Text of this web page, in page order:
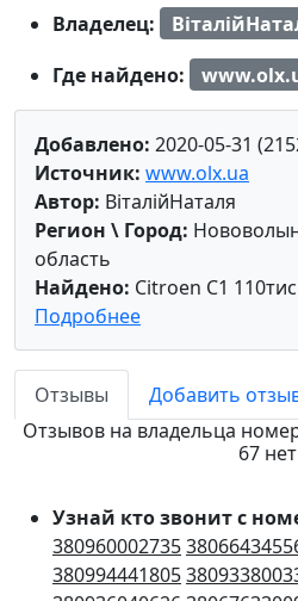
Владелец:
Где найдено:
Добавлено: 2020-05-31
Источник: www.olx.ua
Автор: ВіталійНаталя
Регион \ Город:
область
Найдено: Citroen C1
Подробнее
Отзывы
Добавить
Отзывов на владельца
67 нет
Узнай кто звонит с
380960002735
380994441805